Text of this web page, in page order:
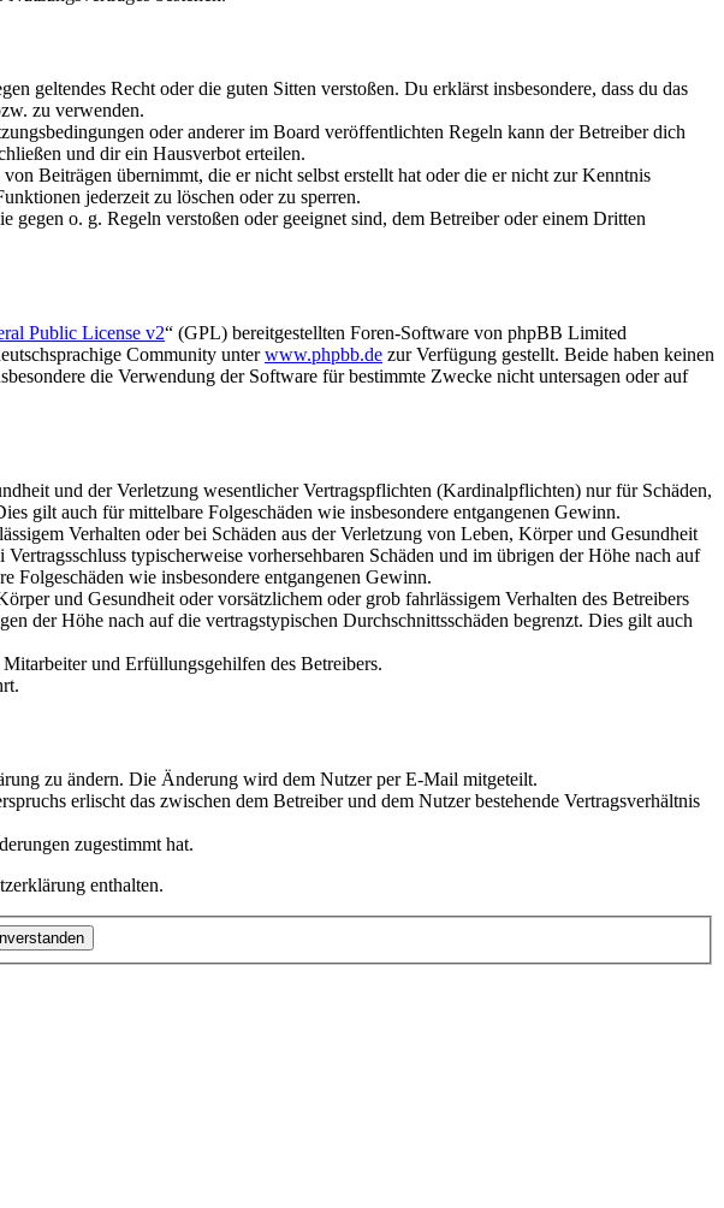
geltendes Recht oder die guten Sitten verstoßen. Du erklärst insbesondere, dass du das
zu verwenden.
oder anderer im Board veröffentlichten Regeln kann der Betreiber dich
und dir ein Hausverbot erteilen.
Beiträgen übernimmt, die er nicht selbst erstellt hat oder die er nicht zur Kenntnis
jederzeit zu löschen oder zu sperren.
gegen o. g. Regeln verstoßen oder geeignet sind, dem Betreiber oder einem Dritten
Public License v2“ (GPL) bereitgestellten Foren-Software von phpBB Limited
Community unterwww.phpbb.de zur Verfügung gestellt. Beide haben keinen
die Verwendung der Software für bestimmte Zwecke nicht untersagen oder auf
und der Verletzung wesentlicher Vertragspflichten (Kardinalpflichten) nur für Schäden,
gilt auch für mittelbare Folgeschäden wie insbesondere entgangenen Gewinn.
Verhalten oder bei Schäden aus der Verletzung von Leben, Körper und Gesundheit
typischerweise vorhersehbaren Schäden und im übrigen der Höhe nach auf
Folgeschäden wie insbesondere entgangenen Gewinn.
und Gesundheit oder vorsätzlichem oder grob fahrlässigem Verhalten des Betreibers
der Höhe nach auf die vertragstypischen Durchschnittsschäden begrenzt. Dies gilt auch
und Erfüllungsgehilfen des Betreibers.
zu ändern. Die Änderung wird dem Nutzer per E-Mail mitgeteilt.
erlischt das zwischen dem Betreiber und dem Nutzer bestehende Vertragsverhältnis
zugestimmt hat.
enthalten.